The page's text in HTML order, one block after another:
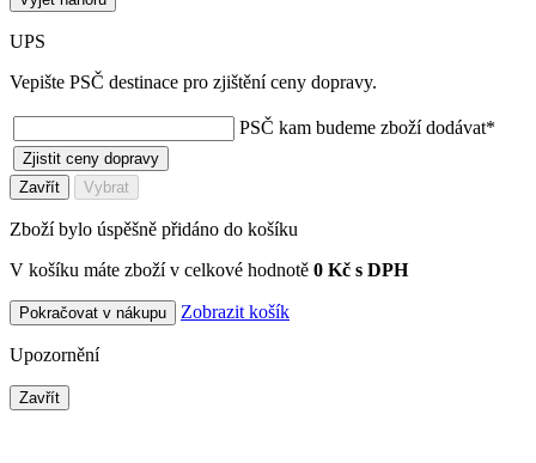
UPS
Vepište PSČ destinace pro zjištění ceny dopravy.
PSČ kam budeme zboží dodávat*
Zjistit ceny dopravy
Zavřít
Vybrat
Zboží bylo úspěšně přidáno do košíku
V košíku máte zboží v celkové hodnotě 0 Kč s DPH
Pokračovat v nákupu Zobrazit košík
Upozornění
Zavřít